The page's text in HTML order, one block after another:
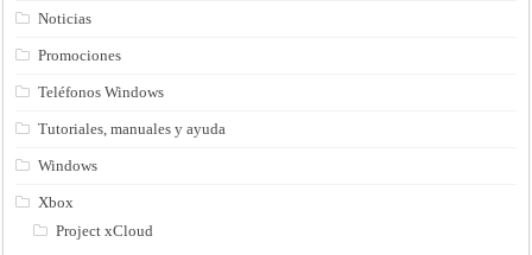
Noticias
Promociones
Teléfonos Windows
Tutoriales, manuales y ayuda
Windows
Xbox
Project xCloud